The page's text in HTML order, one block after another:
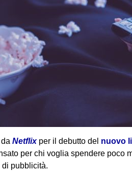
Netflixper il debutto del nuovo
per chi voglia spendere poco
pubblicità.